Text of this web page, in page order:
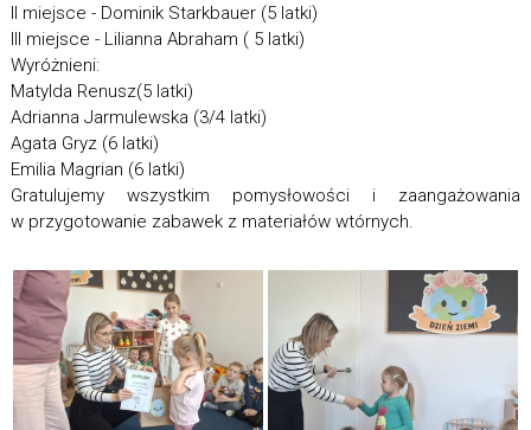
II miejsce - Dominik Starkbauer (5 latki)
III miejsce - Lilianna Abraham ( 5 latki)
Wyróżnieni:
Matylda Renusz(5 latki)
Adrianna Jarmulewska (3/4 latki)
Agata Gryz (6 latki)
Emilia Magrian (6 latki)
Gratulujemy wszystkim pomysłowości i zaangażowania
w przygotowanie zabawek z materiałów wtórnych.